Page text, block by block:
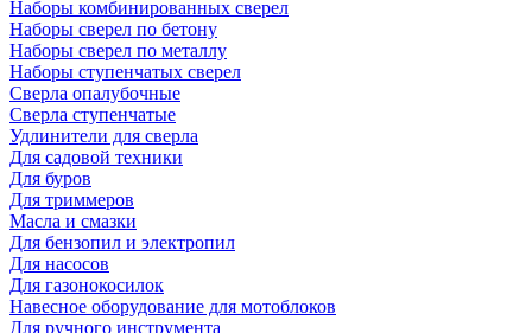
Наборы комбинированных сверел
Наборы сверел по бетону
Наборы сверел по металлу
Наборы ступенчатых сверел
Сверла опалубочные
Сверла ступенчатые
Удлинители для сверла
Для садовой техники
Для буров
Для триммеров
Масла и смазки
Для бензопил и электропил
Для насосов
Для газонокосилок
Навесное оборудование для мотоблоков
Для ручного инструмента